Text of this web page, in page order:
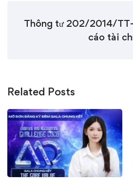
Thông tư 202/2014/
cáo tài
Related Posts